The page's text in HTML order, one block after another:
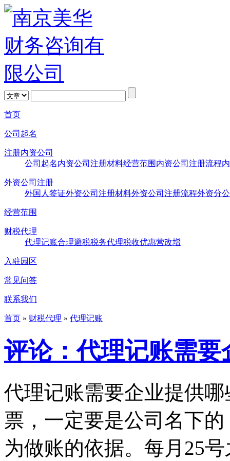
首页
公司起名
注册内资公司
公司起名内资公司注册材料经营范围 内资公司注册流程
外资公司注册
外国人签证外资公司注册材料外资公司注册流程外资分
经营范围
财税代理
代理记账合理避税税务代理税收优惠营改增
入驻园区
常见问答
联系我们
首页 » 财税代理 » 代理记账
评论：代理记账需
代理记账需要企业提供
票，一定要是公司名下
为做账的依据。每月25